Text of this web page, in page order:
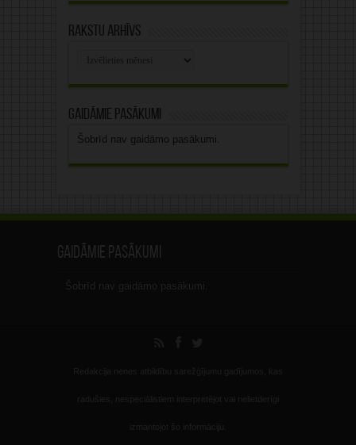
Rakstu arhīvs
Gaidāmie pasākumi
Šobrīd nav gaidāmo pasākumi.
Gaidāmie pasākumi
Šobrīd nav gaidāmo pasākumi.
Redakcija nenes atbildību sarežģījumu gadījumos, kas